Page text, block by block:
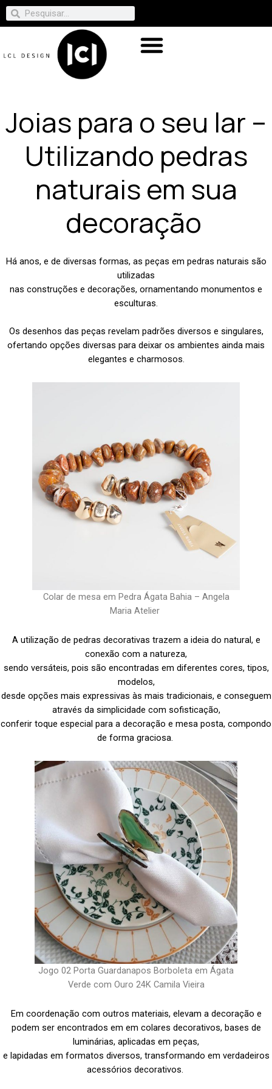
Joias para o seu lar –
Utilizando pedras
naturais em sua
decoração
Há anos, e de diversas formas, as peças em pedras naturais são
utilizadas
nas construções e decorações, ornamentando monumentos e
esculturas.
Os desenhos das peças revelam padrões diversos e singulares,
ofertando opções diversas para deixar os ambientes ainda mais
elegantes e charmosos.
Colar de mesa em Pedra Ágata Bahia – Angela
Maria Atelier
A utilização de pedras decorativas trazem a ideia do natural, e
conexão com a natureza,
sendo versáteis, pois são encontradas em diferentes cores, tipos,
modelos,
desde opções mais expressivas às mais tradicionais, e conseguem
através da simplicidade com sofisticação,
conferir toque especial para a decoração e mesa posta, compondo
de forma graciosa.
Jogo 02 Porta Guardanapos Borboleta em Ágata
Verde com Ouro 24K Camila Vieira
Em coordenação com outros materiais, elevam a decoração e
podem ser encontrados em em colares decorativos, bases de
luminárias, aplicadas em peças,
e lapidadas em formatos diversos, transformando em verdadeiros
acessórios decorativos.